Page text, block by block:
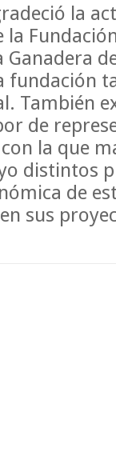
la
Ganadera
fundación
También
de
la que
distintos
de
sus